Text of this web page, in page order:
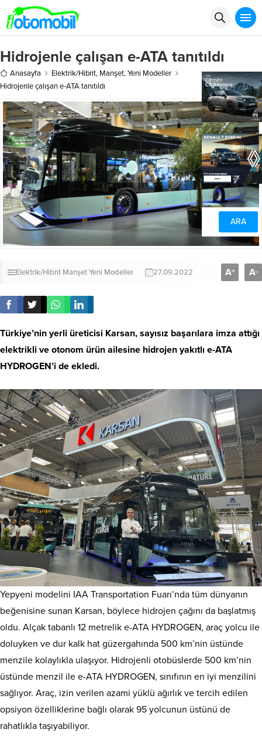
Hidrojenle çalışan e-ATA tanıtıldı
Anasayfa Elektrik/Hibrit, Manşet,Yeni Modeller
Hidrojenle çalışan e-ATA tanıtıldı
Elektrik/Hibrit ManşetYeni Modeller 27.09.2022 A+ A-
Türkiye’nin yerli üreticisi Karsan, sayısız başarılara imza attığı
elektrikli ve otonom ürün ailesine hidrojen yakıtlı e-ATA
HYDROGEN’i de ekledi.
Yepyeni modelini IAA Transportation Fuarı’nda tüm dünyanın
beğenisine sunan Karsan, böylece hidrojen çağını da başlatmış
oldu. Alçak tabanlı 12 metrelik e-ATA HYDROGEN, araç yolcu ile
doluyken ve dur kalk hat güzergahında 500 km’nin üstünde
menzile kolaylıkla ulaşıyor. Hidrojenli otobüslerde 500 km’nin
üstünde menzil ile e-ATA HYDROGEN, sınıfının en iyi menzilini
sağlıyor. Araç, izin verilen azami yüklü ağırlık ve tercih edilen
opsiyon özelliklerine bağlı olarak 95 yolcunun üstünü de
rahatlıkla taşıyabiliyor.